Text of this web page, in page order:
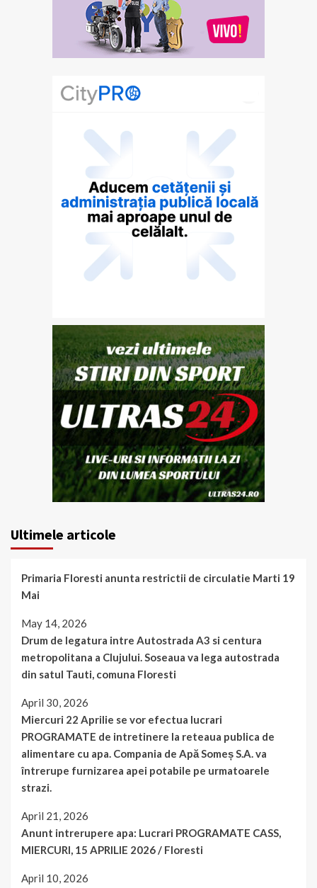
Ultimele articole
Primaria Floresti anunta restrictii de circulatie Marti 19
Mai
May 14, 2026
Drum de legatura intre Autostrada A3 si centura
metropolitana a Clujului. Soseaua va lega autostrada
din satul Tauti, comuna Floresti
April 30, 2026
Miercuri 22 Aprilie se vor efectua lucrari
PROGRAMATE de intretinere la reteaua publica de
alimentare cu apa. Compania de Apă Someș S.A. va
întrerupe furnizarea apei potabile pe urmatoarele
strazi.
April 21, 2026
Anunt intrerupere apa: Lucrari PROGRAMATE CASS,
MIERCURI, 15 APRILIE 2026 / Floresti
April 10, 2026